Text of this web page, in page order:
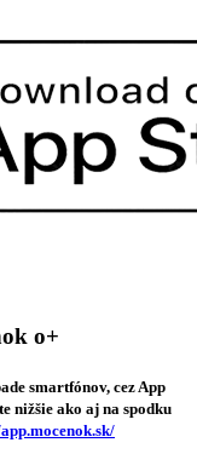
o+
smartfónov, cez App
nižšie ako aj na spodku